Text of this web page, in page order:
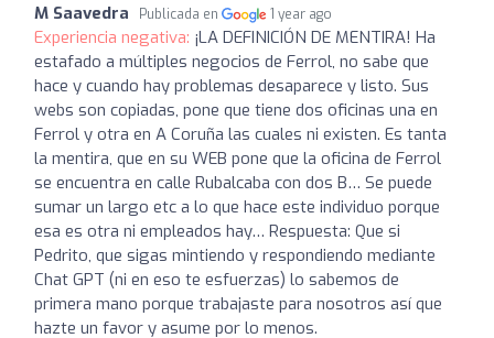
M Saavedra Publicada en 1 year ago
Experiencia negativa: ¡LA DEFINICIÓN DE MENTIRA! Ha
estafado a múltiples negocios de Ferrol, no sabe que
hace y cuando hay problemas desaparece y listo. Sus
webs son copiadas, pone que tiene dos oficinas una en
Ferrol y otra en A Coruña las cuales ni existen. Es tanta
la mentira, que en su WEB pone que la oficina de Ferrol
se encuentra en calle Rubalcaba con dos B… Se puede
sumar un largo etc a lo que hace este individuo porque
esa es otra ni empleados hay… Respuesta: Que si
Pedrito, que sigas mintiendo y respondiendo mediante
Chat GPT (ni en eso te esfuerzas) lo sabemos de
primera mano porque trabajaste para nosotros así que
hazte un favor y asume por lo menos.